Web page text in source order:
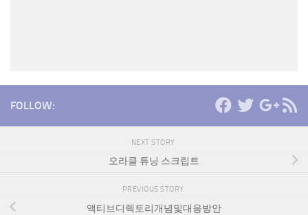
FOLLOW:
NEXT STORY
오라클 튜닝 스크립트
PREVIOUS STORY
액티브디렉토리개념및대응방안